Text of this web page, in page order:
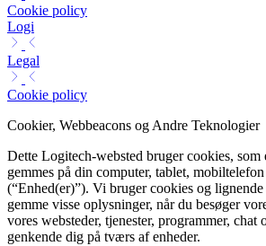
Cookie policy
Logi
Legal
Cookie policy
Cookier, Webbeacons og Andre Teknologier
Dette Logitech-websted bruger cookies, som
gemmes på din computer, tablet,
(“Enhed(er)”). Vi bruger cookies og
gemme visse oplysninger, når du besøger
vores websteder, tjenester, programmer,
genkende dig på tværs af enheder.